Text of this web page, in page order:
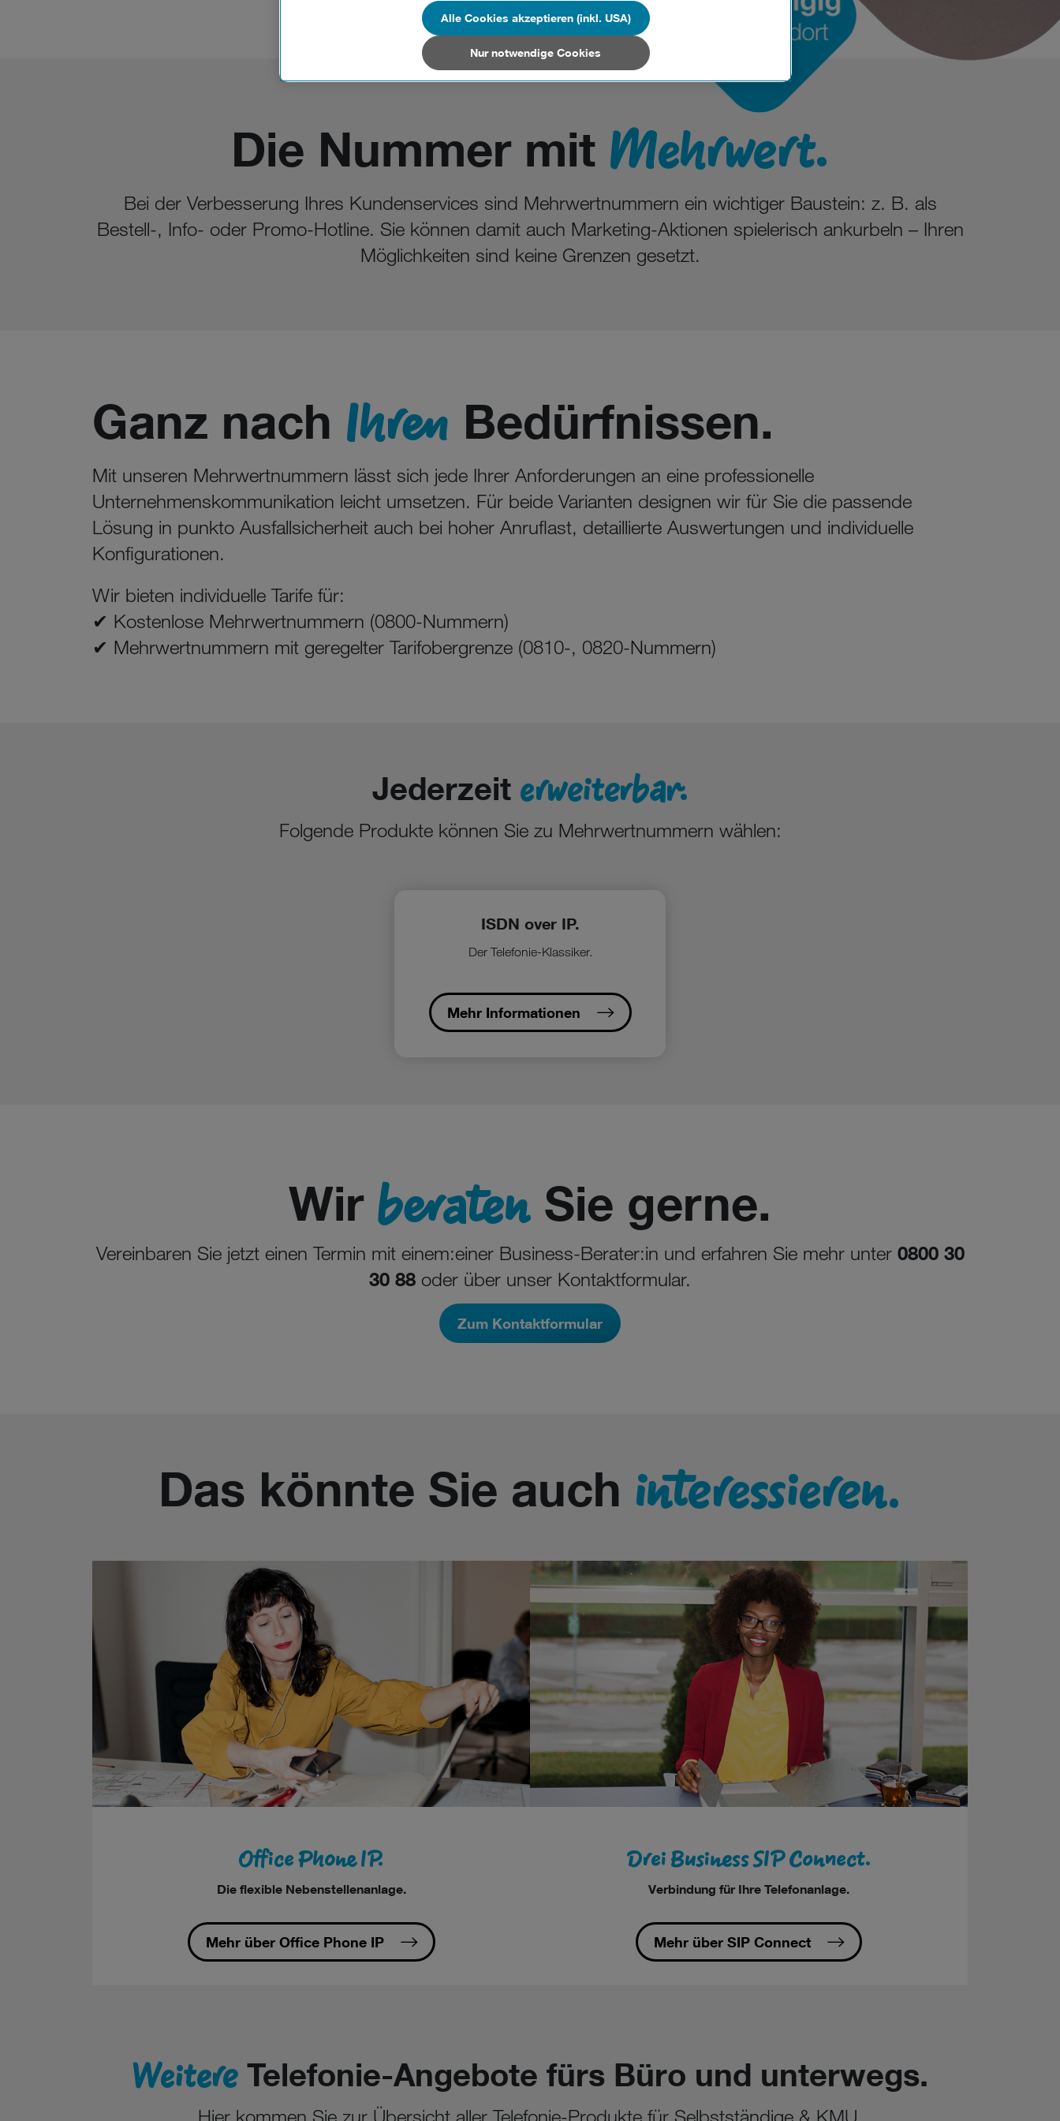
Die Nummer mit Mehrwert.
Bei der Verbesserung Ihres Kundenservices sind Mehrwertnummern ein wichtiger Baustein: z. B. als
Bestell-, Info- oder Promo-Hotline. Sie können damit auch Marketing-Aktionen spielerisch ankurbeln – Ihren
Möglichkeiten sind keine Grenzen gesetzt.
Ganz nach Ihren Bedürfnissen.
Mit unseren Mehrwertnummern lässt sich jede Ihrer Anforderungen an eine professionelle
Unternehmenskommunikation leicht umsetzen. Für beide Varianten designen wir für Sie die passende
Lösung in punkto Ausfallsicherheit auch bei hoher Anruflast, detaillierte Auswertungen und individuelle
Konfigurationen.
Wir bieten individuelle Tarife für:
✔ Kostenlose Mehrwertnummern (0800-Nummern)
✔ Mehrwertnummern mit geregelter Tarifobergrenze (0810-, 0820-Nummern)
Jederzeit erweiterbar.
Folgende Produkte können Sie zu Mehrwertnummern wählen:
ISDN over IP.
Der Telefonie-Klassiker.
Mehr Informationen
Wir beraten Sie gerne.
Vereinbaren Sie jetzt einen Termin mit einem:einer Business-Berater:in und erfahren Sie mehr unter 0800 30
30 88 oder über unser Kontaktformular.
Zum Kontaktformular
Das könnte Sie auch interessieren.
Office Phone IP.
Die flexible Nebenstellenanlage.
Mehr über Office Phone IP
Drei Business SIP Connect.
Verbindung für Ihre Telefonanlage.
Mehr über SIP Connect
Weitere Telefonie-Angebote fürs Büro und unterwegs.
Hier kommen Sie zur Übersicht aller Telefonie-Produkte für Selbstständige & KMU.
Europäischen Union aufweisen (z.B. Data Privacy Framework), werden wie europäische
Wenn Sie „Nur notwendige Cookies“ wählen, dann sind für Sie nur jene Cookies im Einsatz, die
zur Funktion dieser Website unerlässlich sind.
Nur notwendige Cookies
Alle Cookies akzeptieren (inkl. USA)